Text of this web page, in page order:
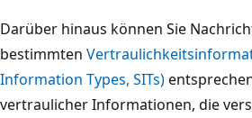
Darüber hinaus können Sie
bestimmten
Information Types, SITs)
vertraulicher Informationen, die